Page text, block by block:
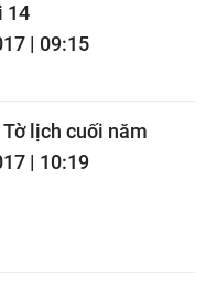
14
| 09:15
lịch cuối năm
| 10:19